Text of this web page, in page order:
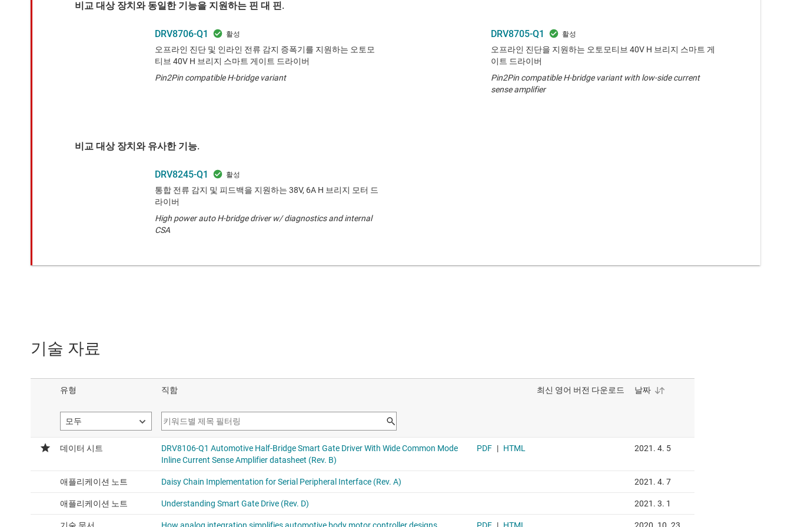
비교 대상 장치와 동일한 기능을 지원하는 핀 대 핀.
DRV8706-Q1
오프라인 진단 및 인라인 전류 감지 증폭기를 지원하는 오토모
티브 40V H 브리지 스마트 게이트 드라이버
Pin2Pin compatible H-bridge variant
DRV8705-Q1
오프라인 진단을 지원하는 오토모티브 40V H 브리지 스마트 게
이트 드라이버
Pin2Pin compatible H-bridge variant with low-side current
sense amplifier
비교 대상 장치와 유사한 기능.
DRV8245-Q1
통합 전류 감지 및 피드백을 지원하는 38V, 6A H 브리지 모터 드
라이버
High power auto H-bridge driver w/ diagnostics and internal
CSA
기술 자료